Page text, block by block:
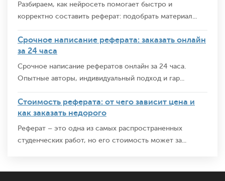
Разбираем, как нейросеть помогает быстро и
корректно составить реферат: подобрать материал...
Срочное написание реферата: заказать онлайн
за 24 часа
Срочное написание рефератов онлайн за 24 часа.
Опытные авторы, индивидуальный подход и гар...
Стоимость реферата: от чего зависит цена и
как заказать недорого
Реферат – это одна из самых распространенных
студенческих работ, но его стоимость может за...